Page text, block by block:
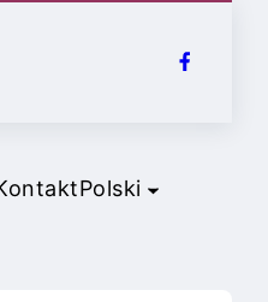
Polski